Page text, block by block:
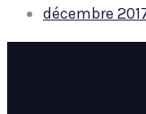
décembre